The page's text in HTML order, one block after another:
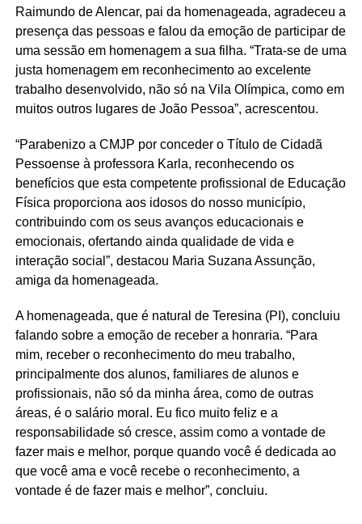
Raimundo de Alencar, pai da homenageada, agradeceu a
presença das pessoas e falou da emoção de participar de
uma sessão em homenagem a sua filha. “Trata-se de uma
justa homenagem em reconhecimento ao excelente
trabalho desenvolvido, não só na Vila Olímpica, como em
muitos outros lugares de João Pessoa”, acrescentou.
“Parabenizo a CMJP por conceder o Título de Cidadã
Pessoense à professora Karla, reconhecendo os
benefícios que esta competente profissional de Educação
Física proporciona aos idosos do nosso município,
contribuindo com os seus avanços educacionais e
emocionais, ofertando ainda qualidade de vida e
interação social”, destacou Maria Suzana Assunção,
amiga da homenageada.
A homenageada, que é natural de Teresina (PI), concluiu
falando sobre a emoção de receber a honraria. “Para
mim, receber o reconhecimento do meu trabalho,
principalmente dos alunos, familiares de alunos e
profissionais, não só da minha área, como de outras
áreas, é o salário moral. Eu fico muito feliz e a
responsabilidade só cresce, assim como a vontade de
fazer mais e melhor, porque quando você é dedicada ao
que você ama e você recebe o reconhecimento, a
vontade é de fazer mais e melhor”, concluiu.